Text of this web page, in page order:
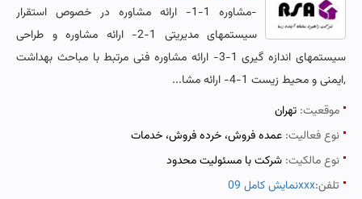
-مشاوره 1-1- ارائه مشاوره در خصوص استقرار
سیستمهای مدیریتی 1-2- ارائه مشاوره و طراحی
سیستمهای اندازه گیری 1-3- ارائه مشاوره فنی مرتبط با مباحث بهداشت
,ایمنی و محیط زیست 1-4- ارائه مشا...
موقعیت: تهران
نوع فعالیت: عمده فروش، خرده فروش، خدمات
نوع مالکیت: شرکت با مسئولیت محدود
تلفن:نمایش کامل 09xxx